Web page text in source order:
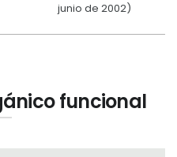
junio de 2002)
funcional